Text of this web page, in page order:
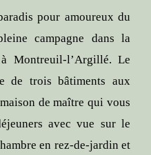
pour amoureux du
campagne dans la
Montreuil-l’Argillé. Le
de trois bâtiments aux
de maître qui vous
avec vue sur le
en rez-de-jardin et